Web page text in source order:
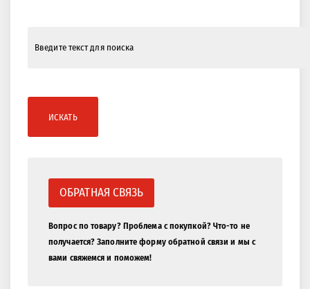
ИСКАТЬ
ОБРАТНАЯ СВЯЗЬ
Вопрос по товару? Проблема с покупкой? Что-то не
получается? Заполните форму обратной связи и мы с
вами свяжемся и поможем!